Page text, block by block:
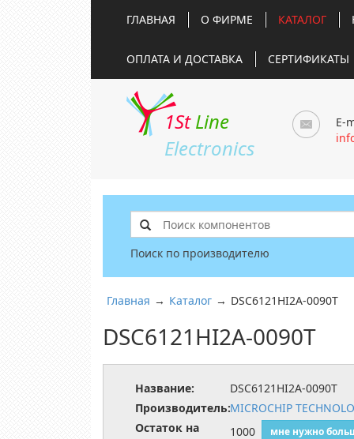
ГЛАВНАЯ О ФИРМЕ КАТАЛОГ
ОПЛАТА И ДОСТАВКА СЕРТИФИКАТЫ
1St Line
Electronics
E-
Поиск по производителю
Главная → Каталог → DSC6121HI2A-0090T
DSC6121HI2A-0090T
Название:
DSC6121HI2A-0090T
Производитель:MICROCHIP
Остаток на
1000 мне нужно